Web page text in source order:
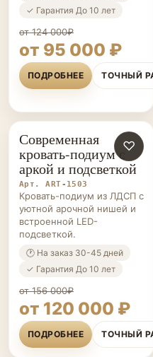
✓ Гарантия До 10 лет
от 124 000₽
от 95 000 ₽
ПОДРОБНЕЕ ТОЧНЫЙ
КРОВАТИ-
ПОДИУМЫ НА ЗАКАЗ
♡
Современная
кровать-подиум с
аркой и подсветкой
Арт. ART-1503
Кровать-подиум из ЛДСП с
уютной арочной нишей и
встроенной LED-
подсветкой.
🕐 На заказ 30-45 дней
✓ Гарантия До 10 лет
от 156 000₽
от 120 000 ₽
ПОДРОБНЕЕ ТОЧНЫЙ